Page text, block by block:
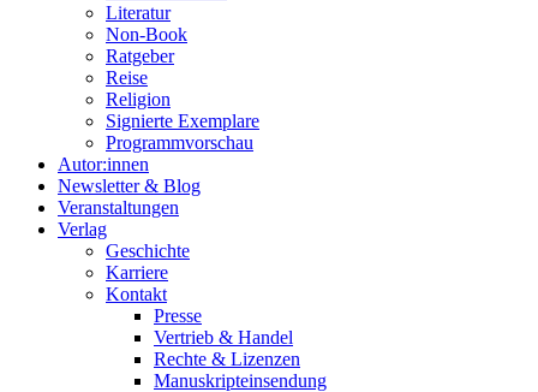
Literatur
Non-Book
Ratgeber
Reise
Religion
Signierte Exemplare
Programmvorschau
Autor:innen
Newsletter & Blog
Veranstaltungen
Verlag
Geschichte
Karriere
Kontakt
Presse
Vertrieb & Handel
Rechte & Lizenzen
Manuskripteinsendung